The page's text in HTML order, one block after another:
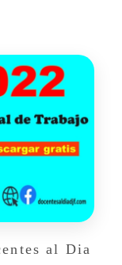
al Dia